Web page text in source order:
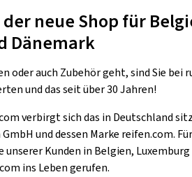
neue Shop für
Dänemark
oder auch Zubehör geht, sind Sie bei
und das seit über 30 Jahren!
verbirgt sich das in Deutschland
und dessen Marke reifen.com.
Kunden in Belgien, Luxemburg
ins Leben gerufen.